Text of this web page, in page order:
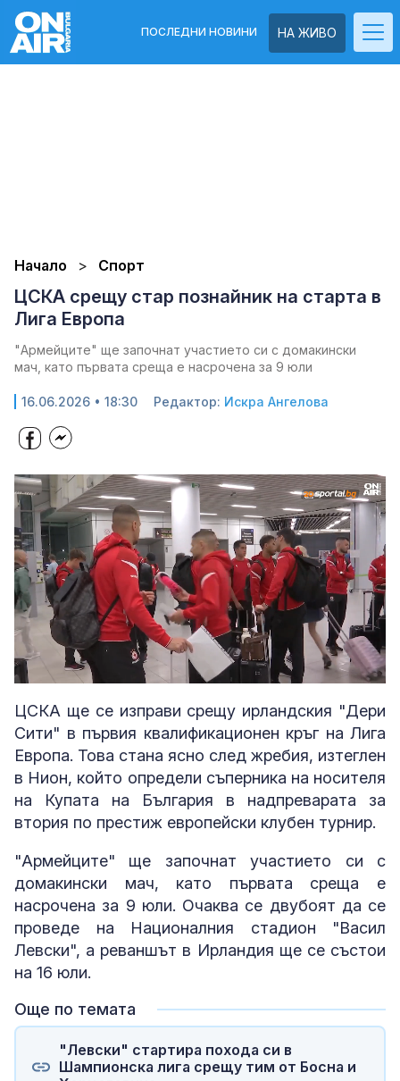
НА ЖИВО
ПОСЛЕДНИ НОВИНИ
Начало Спорт
ЦСКА срещу стар познайник на старта в
Лига Европа
"Армейците" ще започнат участието си с домакински
мач, като първата среща е насрочена за 9 юли
16.06.2026 • 18:30 Редактор: Искра Ангелова
Unmute Loaded
70.94%
ЦСКА ще се изправи срещу ирландския "Дери
Сити" в първия квалификационен кръг на Лига
Европа. Това стана ясно след жребия, изтеглен
в Нион, който определи съперника на носителя
на Купата на България в надпреварата за
втория по престиж европейски клубен турнир.
"Армейците" ще започнат участието си с
домакински мач, като първата среща е
насрочена за 9 юли. Очаква се двубоят да се
проведе на Националния стадион "Васил
Левски", а реваншът в Ирландия ще се състои
на 16 юли.
Още по темата
"Левски" стартира похода си в
Шампионска лига срещу тим от Босна и